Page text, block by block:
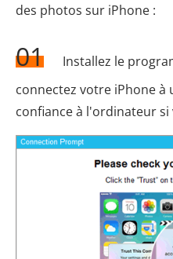
des photos sur iPhone :
01
Installez le
connectez votre iPhone à
confiance à l'ordinateur si